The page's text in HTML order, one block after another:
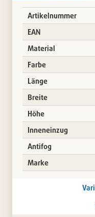
Artikelnummer
EAN
Material
Farbe
Länge
Breite
Höhe
Inneneinzug
Antifog
Marke